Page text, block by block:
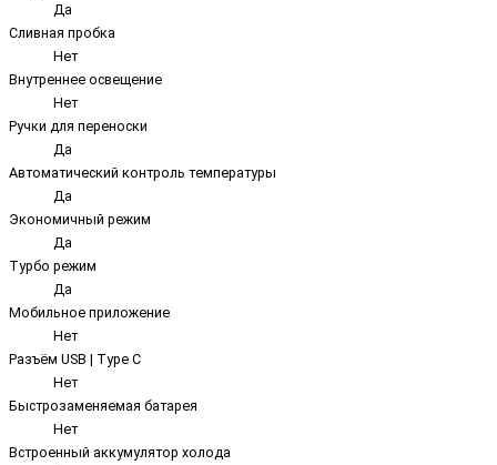
Да
Сливная пробка
Нет
Внутреннее освещение
Нет
Ручки для переноски
Да
Автоматический контроль температуры
Да
Экономичный режим
Да
Турбо режим
Да
Мобильное приложение
Нет
Разъём USB | Type C
Нет
Быстрозаменяемая батарея
Нет
Встроенный аккумулятор холода